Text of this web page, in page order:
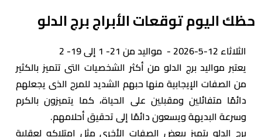
حظك اليوم توقعات الأبراج برج الدلو
الثلاثاء 12-5-2026 - مواليد من 21- 1 إلى 19- 2
يعتبر مواليد برج الدلو من أكثر الشخصيات التى تتميز بالكثير
من الصفات الإيجابية منها حبهم الشديد للمرح الذى يجعلهم
دائمًا متفائلين ومقبلين على الحياة، كما يتميزون بالكرم
وسرعة البديهة ويسعون دائمًا إلى تحقيق أحلامهم.
برج الدلو يتميز ببعض الصفات الأخرى مثل امتلاكه لعقلية